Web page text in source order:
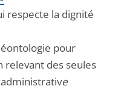
respecte la dignité
pour
relevant des seules
e